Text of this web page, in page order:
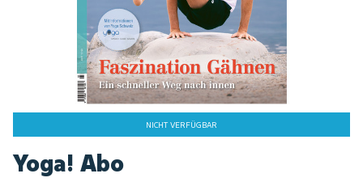
NICHT VERFÜGBAR
Zum
Anfang
Yoga! Abo